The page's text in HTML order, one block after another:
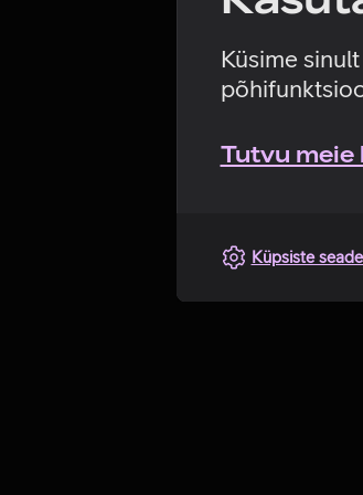
Küsime
Tutvu
Küpsiste